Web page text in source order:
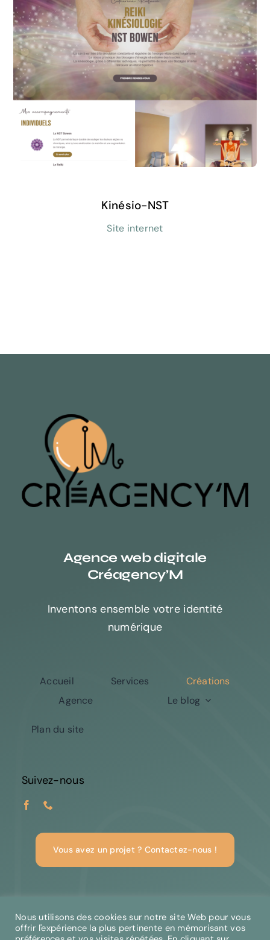
Kinésio-NST
Site internet
Agence web digitale
Créagency’M
Inventons ensemble votre identité
numérique
Accueil Services
Créations
Agence
Le blog
Plan du site
Suivez-nous
Mentions légales
Vous avez un projet ? Contactez-nous !
Nous utilisons des cookies sur notre site Web pour vous
offrir l'expérience la plus pertinente en mémorisant vos